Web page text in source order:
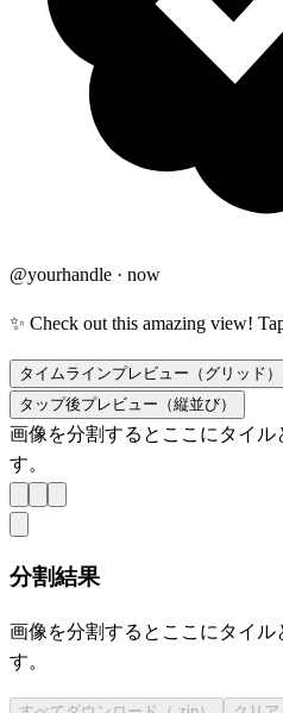
@yourhandle · now
✨ Check out this amazing view!
タイムラインプレビュー（グリッド）
タップ後プレビュー（縦並び）
画像を分割するとここにタイル
す。
分割結果
画像を分割するとここにタイル
す。